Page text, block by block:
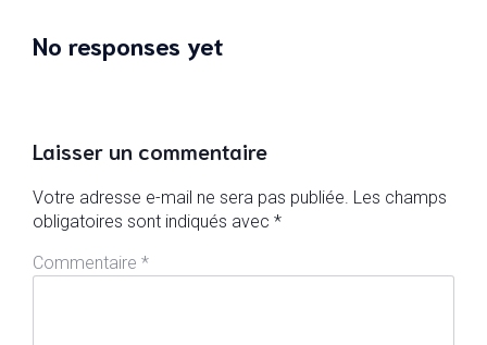
No responses yet
Laisser un commentaire
Votre adresse e-mail ne sera pas publiée. Les champs
obligatoires sont indiqués avec *
Commentaire *